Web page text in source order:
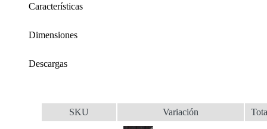
Características
Dimensiones
Descargas
SKU Variación